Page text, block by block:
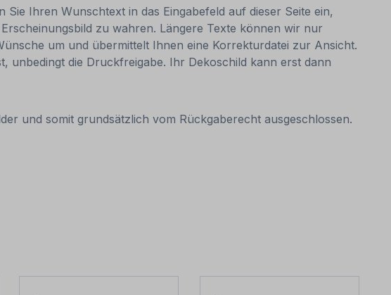
Ihren Wunschtext in das Eingabefeld auf dieser Seite ein,
zu wahren. Längere Texte können wir nur
um und übermittelt Ihnen eine Korrekturdatei zur Ansicht.
unbedingt die Druckfreigabe. Ihr Dekoschild kann erst dann
und somit grundsätzlich vom Rückgaberecht ausgeschlossen.